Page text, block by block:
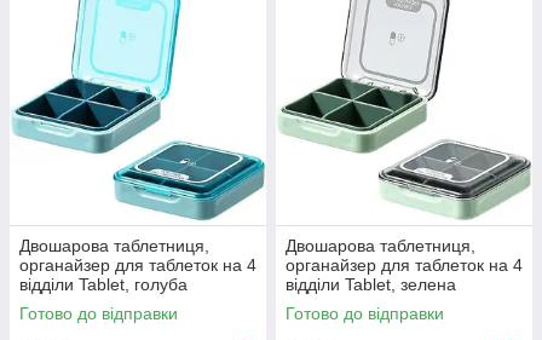
Двошарова таблетниця,
органайзер для таблеток на 4
відділи Tablet, голуба
Готово до відправки
Двошарова таблетниця,
органайзер для таблеток на 4
відділи Tablet, зелена
Готово до відправки